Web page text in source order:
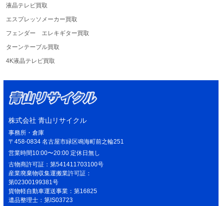
液晶テレビ買取
エスプレッソメーカー買取
フェンダー エレキギター買取
ターンテーブル買取
4K液晶テレビ買取
株式会社 青山リサイクル
事務所・倉庫
〒458-0834 名古屋市緑区鳴海町前之輪251
営業時間10:00〜20:00 定休日無し
古物商許可証：第541411703100号
産業廃棄物収集運搬業許可証：
第02300199381号
貨物軽自動車運送事業：第16825
遺品整理士：第IS03723